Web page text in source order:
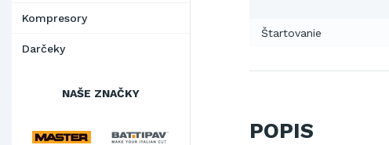
Kompresory
Darčeky
NAŠE ZNAČKY
Štartovanie
POPIS